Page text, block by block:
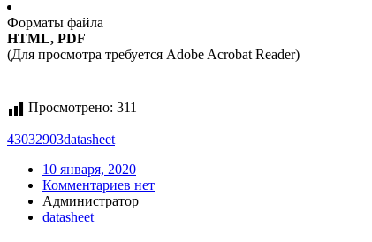
Форматы файла
HTML, PDF
(Для просмотра требуется Adobe Acrobat Reader)
Просмотрено: 311
43032903datasheet
10 января, 2020
Комментариев нет
Администратор
datasheet